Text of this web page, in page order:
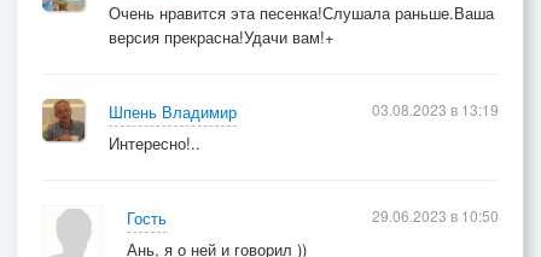
Очень нравится эта песенка!Слушала раньше.Ваша
версия прекрасна!Удачи вам!+
Шпень Владимир
Интересно!..
03.08.2023 в 13:19
Гость
Ань, я о ней и говорил ))
29.06.2023 в 10:50